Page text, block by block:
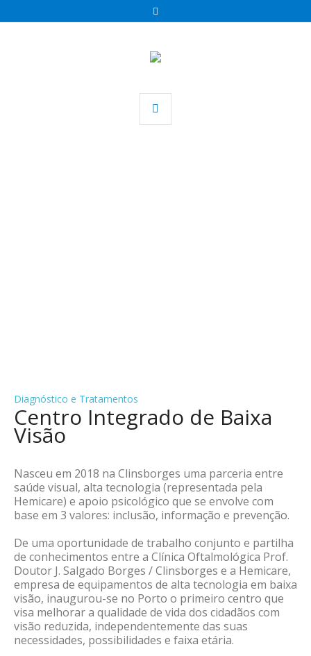
Diagnóstico e Tratamentos
Centro Integrado de Baixa
Visão
Nasceu em 2018 na Clinsborges uma parceria entre
saúde visual, alta tecnologia (representada pela
Hemicare) e apoio psicológico que se envolve com
base em 3 valores: inclusão, informação e prevenção.
De uma oportunidade de trabalho conjunto e partilha
de conhecimentos entre a Clínica Oftalmológica Prof.
Doutor J. Salgado Borges / Clinsborges e a Hemicare,
empresa de equipamentos de alta tecnologia em baixa
visão, inaugurou-se no Porto o primeiro centro que
visa melhorar a qualidade de vida dos cidadãos com
visão reduzida, independentemente das suas
necessidades, possibilidades e faixa etária.